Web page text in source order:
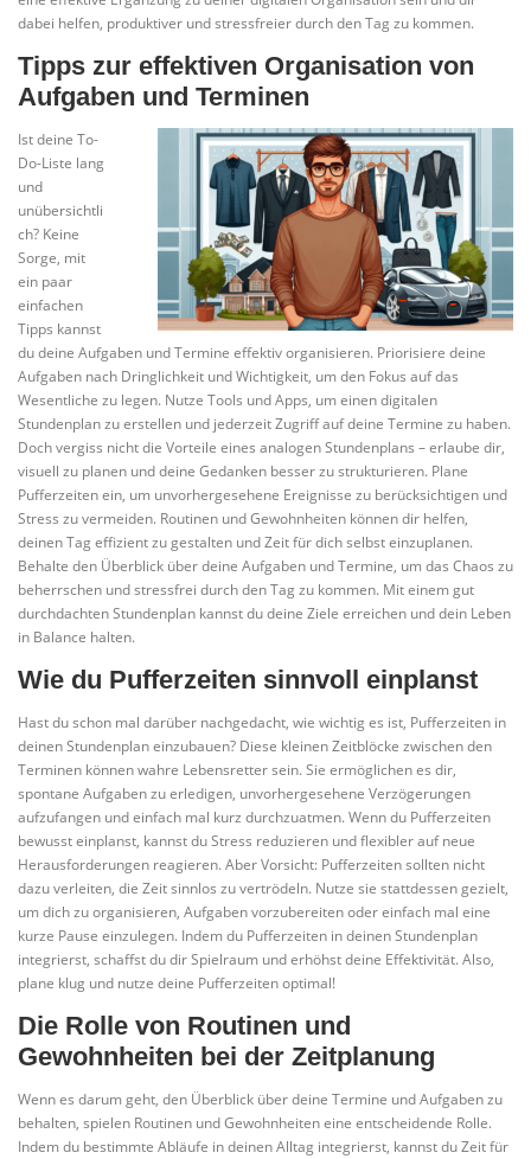
dabei helfen, produktiver und stressfreier durch den Tag zu kommen.
Tipps zur effektiven Organisation von
Aufgaben und Terminen
Ist deine To-
Do-Liste lang
und
unübersichtli
ch? Keine
Sorge, mit
ein paar
einfachen
Tipps kannst
du deine Aufgaben und Termine effektiv organisieren. Priorisiere deine
Aufgaben nach Dringlichkeit und Wichtigkeit, um den Fokus auf das
Wesentliche zu legen. Nutze Tools und Apps, um einen digitalen
Stundenplan zu erstellen und jederzeit Zugriff auf deine Termine zu haben.
Doch vergiss nicht die Vorteile eines analogen Stundenplans – erlaube dir,
visuell zu planen und deine Gedanken besser zu strukturieren. Plane
Pufferzeiten ein, um unvorhergesehene Ereignisse zu berücksichtigen und
Stress zu vermeiden. Routinen und Gewohnheiten können dir helfen,
deinen Tag effizient zu gestalten und Zeit für dich selbst einzuplanen.
Behalte den Überblick über deine Aufgaben und Termine, um das Chaos zu
beherrschen und stressfrei durch den Tag zu kommen. Mit einem gut
durchdachten Stundenplan kannst du deine Ziele erreichen und dein Leben
in Balance halten.
Wie du Pufferzeiten sinnvoll einplanst
Hast du schon mal darüber nachgedacht, wie wichtig es ist, Pufferzeiten in
deinen Stundenplan einzubauen? Diese kleinen Zeitblöcke zwischen den
Terminen können wahre Lebensretter sein. Sie ermöglichen es dir,
spontane Aufgaben zu erledigen, unvorhergesehene Verzögerungen
aufzufangen und einfach mal kurz durchzuatmen. Wenn du Pufferzeiten
bewusst einplanst, kannst du Stress reduzieren und flexibler auf neue
Herausforderungen reagieren. Aber Vorsicht: Pufferzeiten sollten nicht
dazu verleiten, die Zeit sinnlos zu vertrödeln. Nutze sie stattdessen gezielt,
um dich zu organisieren, Aufgaben vorzubereiten oder einfach mal eine
kurze Pause einzulegen. Indem du Pufferzeiten in deinen Stundenplan
integrierst, schaffst du dir Spielraum und erhöhst deine Effektivität. Also,
plane klug und nutze deine Pufferzeiten optimal!
Die Rolle von Routinen und
Gewohnheiten bei der Zeitplanung
Wenn es darum geht, den Überblick über deine Termine und Aufgaben zu
behalten, spielen Routinen und Gewohnheiten eine entscheidende Rolle.
Indem du bestimmte Abläufe in deinen Alltag integrierst, kannst du Zeit für